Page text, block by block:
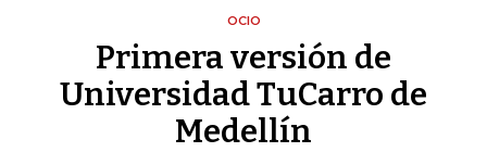
OCIO
Primera versión de
Universidad TuCarro de
Medellín